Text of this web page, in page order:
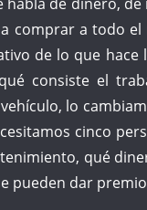
comprar a todo el
de lo que hace
consiste el
lo
cinco
qué
pueden dar